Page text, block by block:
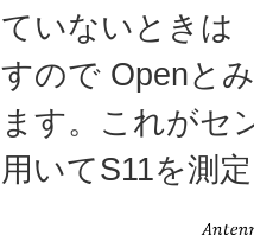
ていないときは
すので Openと
ます。これがセ
用いてS11を測